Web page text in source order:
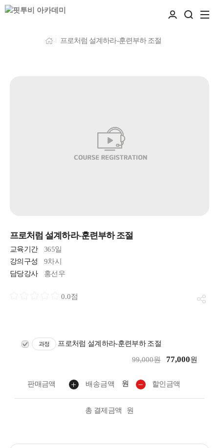
프로처럼 설계하라-훈련부하 조절
프로처럼 설계하라-훈련부하 조절
교육기간
365일
강의구성
9차시
담당강사
홍선우
0.0점
과정 프로처럼 설계하라-훈련부하 조절
99,000원 77,000원
판매금액 배송금액 원 할인금액
총 결제금액 원